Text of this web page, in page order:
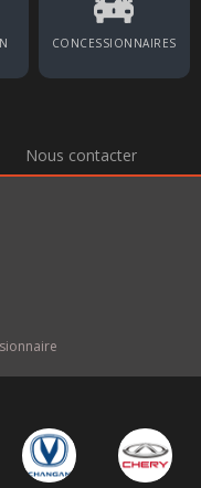
CONCESSIONNAIRES
Nous contacter